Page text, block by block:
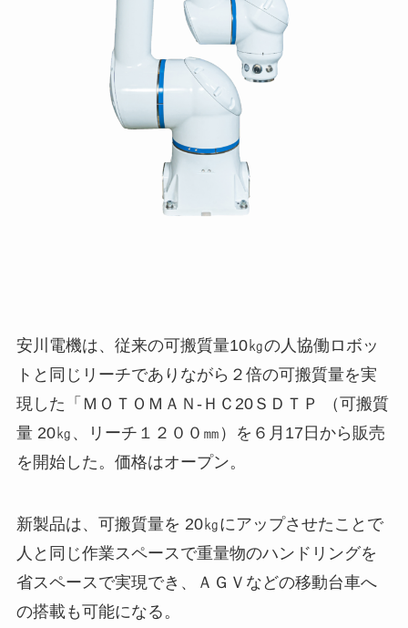
安川電機は、従来の可搬質量10㎏の人協働ロボッ
トと同じリーチでありながら２倍の可搬質量を実
現した「ＭＯＴＯＭＡＮ-ＨＣ20ＳＤＴＰ （可搬質
量 20㎏、リーチ１２００㎜）を６月17日から販売
を開始した。価格はオープン。
新製品は、可搬質量を 20㎏にアップさせたことで
人と同じ作業スペースで重量物のハンドリングを
省スペースで実現でき、ＡＧＶなどの移動台車へ
の搭載も可能になる。